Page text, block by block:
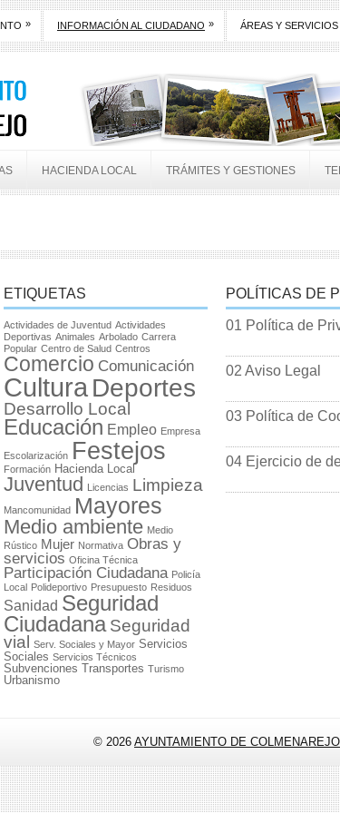
» INFORMACIÓN AL CIUDADANO » ÁREAS Y
HACIENDA LOCAL TRÁMITES Y GESTIONES
ETIQUETAS
Actividades de Juventud Actividades
Deportivas Animales Arbolado Carrera
Popular Centro de Salud Centros
Comercio Comunicación
CulturaDeportes
Desarrollo Local
Educación Empleo Empresa
Escolarización Festejos
Formación Hacienda Local
Juventud Licencias Limpieza
Mancomunidad Mayores
Medio ambiente Medio
Rústico Mujer Normativa Obras y
servicios Oficina Técnica
Participación Ciudadana Policía
Local Polideportivo Presupuesto Residuos
Sanidad Seguridad
Ciudadana Seguridad
vial
Serv. Sociales y Mayor Servicios
Sociales Servicios Técnicos
Subvenciones Transportes Turismo
Urbanismo
POLÍTICAS DE
01 Política de
02 Aviso Legal
03 Política de
04 Ejercicio de
© 2026 AYUNTAMIENTO DE COLMENAREJO